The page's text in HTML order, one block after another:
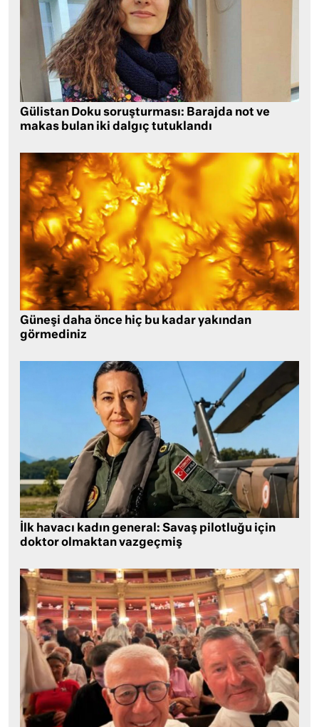
Gülistan Doku soruşturması: Barajda not ve
makas bulan iki dalgıç tutuklandı
Güneşi daha önce hiç bu kadar yakından
görmediniz
İlk havacı kadın general: Savaş pilotluğu için
doktor olmaktan vazgeçmiş